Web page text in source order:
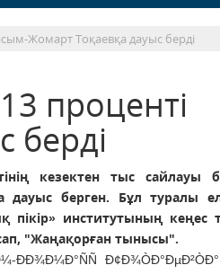
Жомарт Тоқаевқа дауыс берді
проценті
берді
кезектен тыс сайлауы
берген. Бұл туралы
пікір» институтының кеңес
"Жаңақорған тынысы".